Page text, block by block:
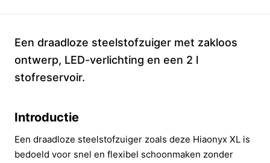
Een draadloze steelstofzuiger met zakloos
ontwerp, LED-verlichting en een 2 l
stofreservoir.
Introductie
Een draadloze steelstofzuiger zoals deze Hiaonyx XL is
bedoeld voor snel en flexibel schoonmaken zonder